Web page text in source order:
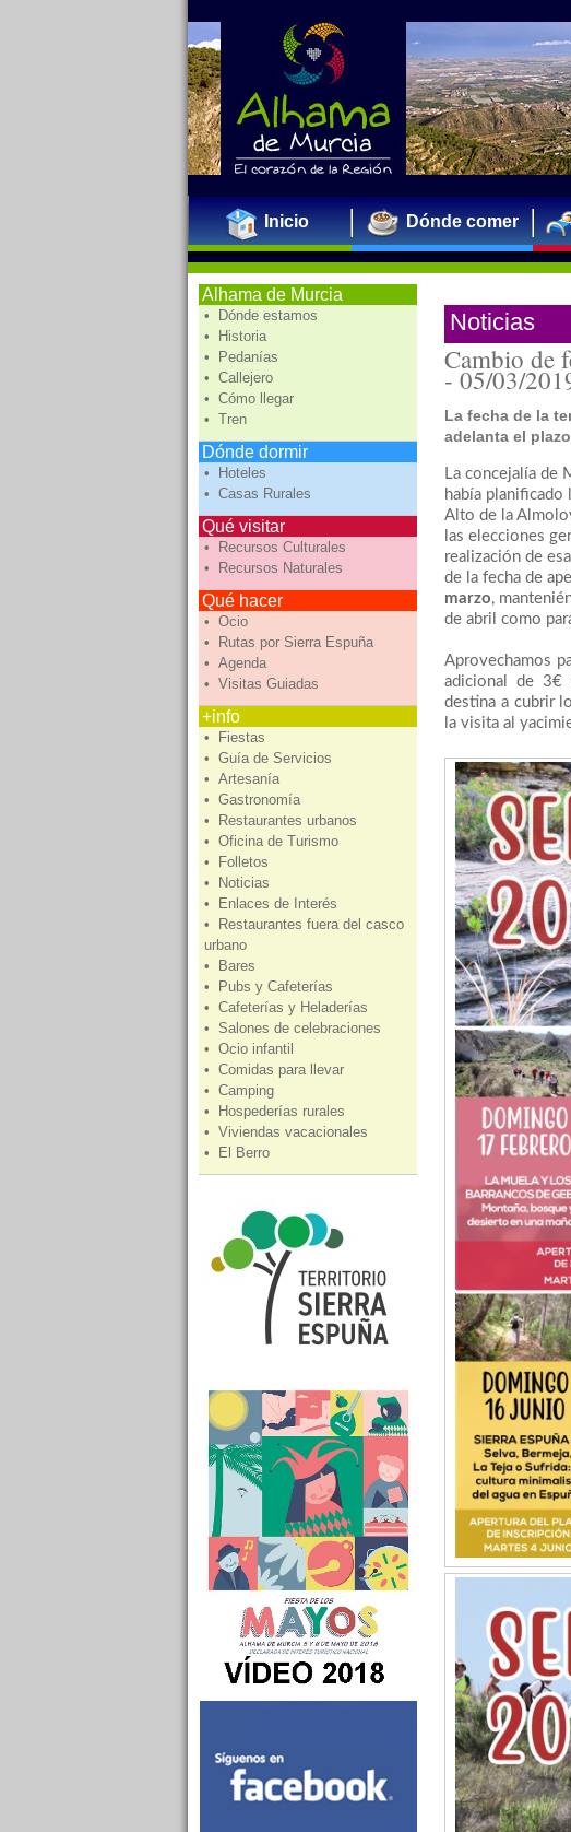
Inicio Dónde comer
Alhama de Murcia
• Dónde estamos
• Historia
• Pedanías
• Callejero
• Cómo llegar
• Tren
Dónde dormir
• Hoteles
• Casas Rurales
Qué visitar
• Recursos Culturales
• Recursos Naturales
Qué hacer
• Ocio
• Rutas por Sierra Espuña
• Agenda
• Visitas Guiadas
+info
• Fiestas
• Guía de Servicios
• Artesanía
• Gastronomía
• Restaurantes urbanos
• Oficina de Turismo
• Folletos
• Noticias
• Enlaces de Interés
• Restaurantes fuera del casco
urbano
• Bares
• Pubs y Cafeterías
• Cafeterías y Heladerías
• Salones de celebraciones
• Ocio infantil
• Comidas para llevar
• Camping
• Hospederías rurales
• Viviendas vacacionales
• El Berro
Noticias
Cambio de
-05/03/
La fecha de la
adelanta el
La concejalía de
había planificado
Alto de la
las elecciones
realización de
de la fecha de
marzo,
de abril como
Aprovechamos
adicional de 3€
destina a cubrir
la visita al